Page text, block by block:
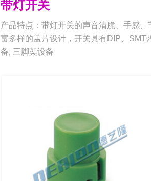
带灯开关
产品特点：带灯开关的声音清脆、手感
富多样的盖片设计，开关具有DIP、SMT
备, 三脚架设备